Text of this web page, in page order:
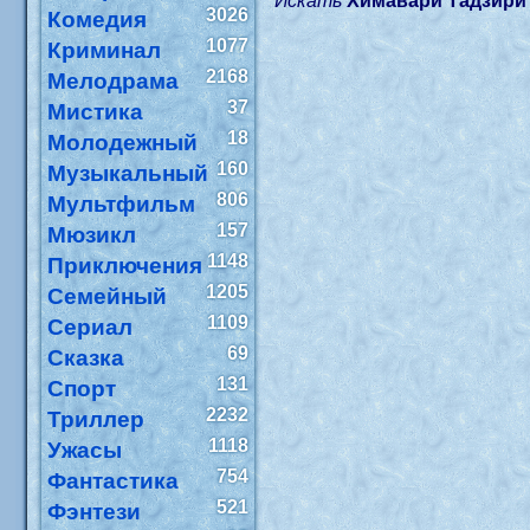
Комедия
3026
Криминал 1077
Мелодрама 2168
Мистика 37
Молодежный 18
Музыкальный 160
Мультфильм 806
Мюзикл 157
Приключения 1148
Семейный 1205
Сериал 1109
Сказка 69
Спорт 131
Триллер 2232
Ужасы 1118
Фантастика 754
Фэнтези
521